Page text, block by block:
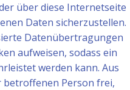
über diese Internetseite
Daten sicherzustellen.
Datenübertragungen
aufweisen, sodass ein
werden kann. Aus
betroffenen Person frei,